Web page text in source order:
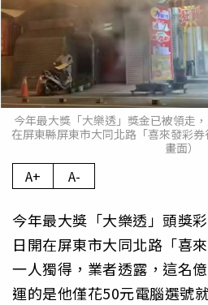
今年最大獎「大樂透」獎金已被領走
在屏東縣屏東市大同北路「喜來發彩
畫面）
A+ A-
今年最大獎「大樂透」頭獎
日開在屏東市大同北路「喜
一人獨得，業者透露，這名
運的是他僅花50元電腦選號